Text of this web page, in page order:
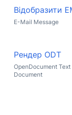
Відобразити
E-Mail Message
Рендер ODT
OpenDocument Text
Document